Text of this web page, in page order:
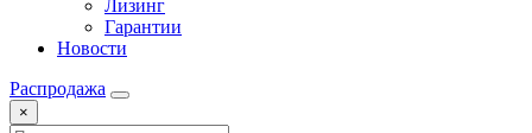
Лизинг
Гарантии
Новости
Распродажа
×